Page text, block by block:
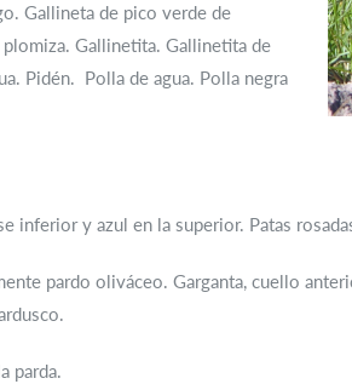
Gallineta de pico verde de
Gallinetita. Gallinetita de
Pidén. Polla de agua. Polla negra
inferior y azul en la superior. Patas
pardo oliváceo. Garganta, cuello
parda.